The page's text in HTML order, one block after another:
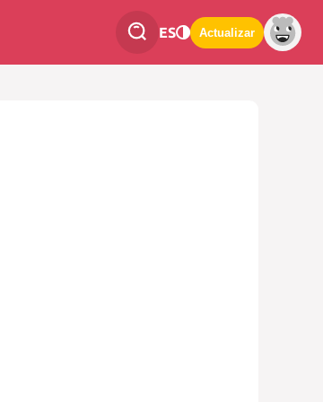
ES Actualizar